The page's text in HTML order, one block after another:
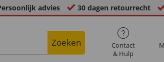
advies 30 dagen retourrecht
Zoeken
Contact
& Hulp